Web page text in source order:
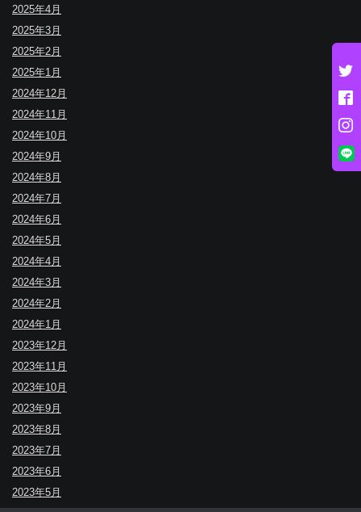
2025年4月
2025年3月
2025年2月
2025年1月
2024年12月
2024年11月
2024年10月
2024年9月
2024年8月
2024年7月
2024年6月
2024年5月
2024年4月
2024年3月
2024年2月
2024年1月
2023年12月
2023年11月
2023年10月
2023年9月
2023年8月
2023年7月
2023年6月
2023年5月